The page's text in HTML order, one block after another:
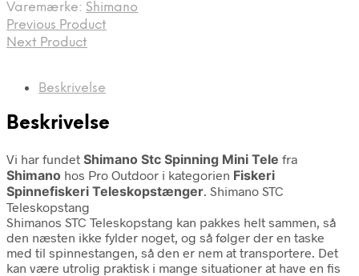
Varemærke: Shimano
Previous Product
Next Product
Beskrivelse
Beskrivelse
Vi har fundet Shimano Stc Spinning Mini Tele fra
Shimano hos Pro Outdoor i kategorien Fiskeri
Spinnefiskeri Teleskopstænger. Shimano STC
Teleskopstang
Shimanos STC Teleskopstang kan pakkes helt sammen, så
den næsten ikke fylder noget, og så følger der en taske
med til spinnestangen, så den er nem at transportere. Det
kan være utrolig praktisk i mange situationer at have en fis